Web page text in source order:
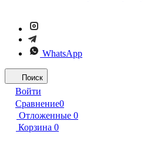
WhatsApp
Поиск
Войти
Сравнение0
Отложенные 0
Корзина 0